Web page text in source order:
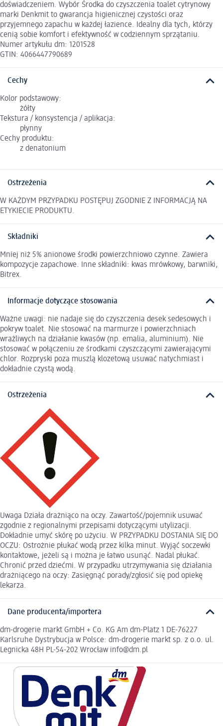
doświadczeniem. Wybór Środka do czyszczenia toalet cytrynowy
marki Denkmit to gwarancja higienicznej czystości oraz
przyjemnego zapachu w każdej łazience. Idealny dla tych, którzy
cenią sobie komfort i efektywność w codziennym sprzątaniu.
Numer artykułu dm: 1201528
GTIN: 4066447790689
Cechy
Kolor podstawowy:
żółty
Tekstura / konsystencja / aplikacja:
płynny
Cechy produktu:
z denatonium
Ostrzeżenia
W KAŻDYM PRZYPADKU POSTĘPUJ ZGODNIE Z INFORMACJĄ NA
ETYKIECIE PRODUKTU.
Składniki
Mniej niż 5% anionowe środki powierzchniowo czynne. Zawiera
kompozycje zapachowe. Inne składniki: kwas mrówkowy, barwniki,
Bitrex.
Informacje dotyczące stosowania
Ważne uwagi: nie nadaje się do czyszczenia desek sedesowych i
pokryw toalet. Nie stosować na marmurze i powierzchniach
wrażliwych na działanie kwasów (np. emalia, aluminium). Nie
stosować w połączeniu ze środkami czyszczącymi zawierającymi
chlor. Rozpryski poza muszlą klozetową usuwać natychmiast i
dokładnie czystą wodą.
Ostrzeżenia
Uwaga Działa drażniąco na oczy. Zawartość/pojemnik usuwać
zgodnie z regionalnymi przepisami dotyczącymi utylizacji.
Dokładnie umyć skórę po użyciu. W PRZYPADKU DOSTANIA SIĘ DO
OCZU: Ostrożnie płukać wodą przez kilka minut. Wyjąć soczewki
kontaktowe, jeżeli są i można je łatwo usunąć. Nadal płukać.
Chronić przed dziećmi. W przypadku utrzymywania się działania
drażniącego na oczy: Zasięgnąć porady/zgłosić się pod opiekę
lekarza.
Dane producenta/importera
dm-drogerie markt GmbH + Co. KG Am dm-Platz 1 DE-76227
Karlsruhe Dystrybucja w Polsce: dm-drogerie markt sp. z o.o. ul.
Legnicka 48H PL-54-202 Wrocław info@dm.pl